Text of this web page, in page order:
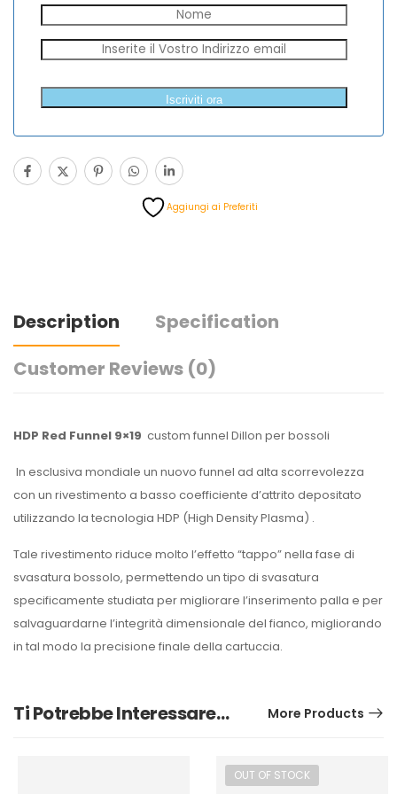
Aggiungi ai Preferiti
Description
Specification
Customer Reviews (0)
HDP Red Funnel 9×19 custom funnel Dillon per bossoli
In esclusiva mondiale un nuovo funnel ad alta scorrevolezza
con un rivestimento a basso coefficiente d’attrito depositato
utilizzando la tecnologia HDP (High Density Plasma) .
Tale rivestimento riduce molto l’effetto “tappo” nella fase di
svasatura bossolo, permettendo un tipo di svasatura
specificamente studiata per migliorare l’inserimento palla e per
salvaguardarne l’integrità dimensionale del fianco, migliorando
in tal modo la precisione finale della cartuccia.
Ti Potrebbe Interessare… More Products
OUT OF STOCK